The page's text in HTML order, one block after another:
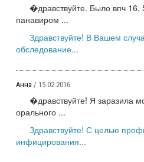
�дравствуйте. Было впч 16,
панавиром ...
Здравствуйте! В Вашем
обследование...
Анна / 15.02.2016
�дравствуйте! Я заразила
орального ...
Здравствуйте! С целью
инфицирования...